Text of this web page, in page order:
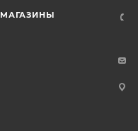
МАГАЗИНЫ